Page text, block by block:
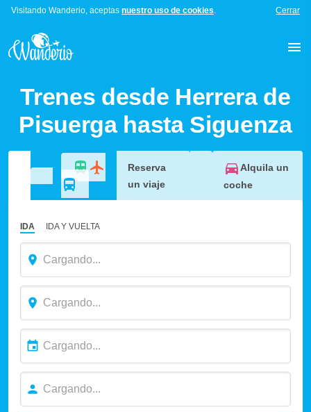
Visitando Wanderio, aceptas nuestro uso de cookies. Cerrar
Trenes desde Herrera de
Pisuerga hasta Siguenza
Reserva
un viaje
Alquila un
coche
IDA IDA Y VUELTA